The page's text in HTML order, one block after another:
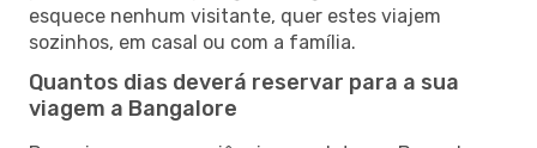
esquece nenhum visitante, quer estes viajem
sozinhos, em casal ou com a família.
Quantos dias deverá reservar para a sua
viagem a Bangalore